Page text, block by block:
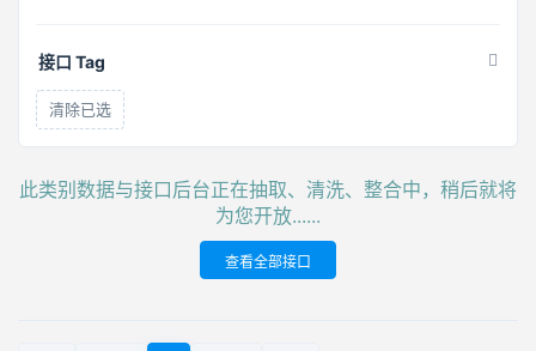
接口 Tag
清除已选
此类别数据与接口后台正在抽取、清洗、整合中，稍后就将
为您开放......
查看全部接口